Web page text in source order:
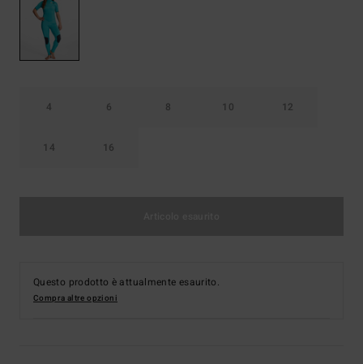
4 6 8 10 12
14 16
Questo prodotto è attualmente esaurito.
Compra altre opzioni